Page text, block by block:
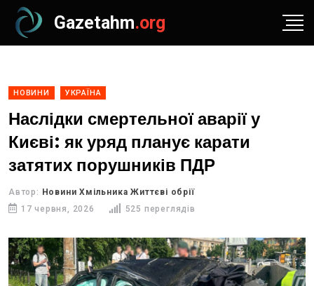
Gazetahm.org
НОВИНИ УКРАЇНА
Наслідки смертельної аварії у
Києві: як уряд планує карати
затятих порушників ПДР
Автор: Новини Хмільника Життєві обрії
17 червня, 2026
525 переглядів